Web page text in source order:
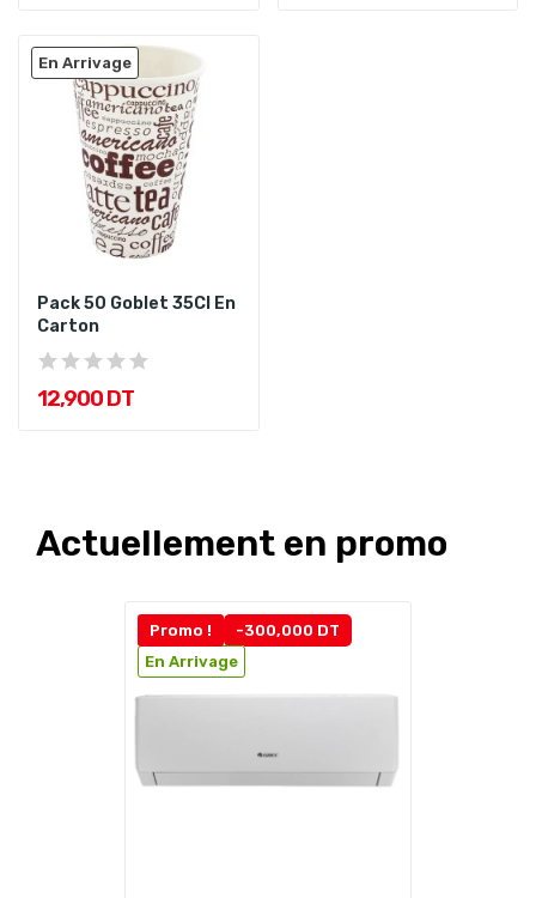
En Arrivage
Pack 50 Goblet 35Cl En
Carton
12,900 DT
Actuellement en promo
Promo !
-300,000 DT
En Arrivage